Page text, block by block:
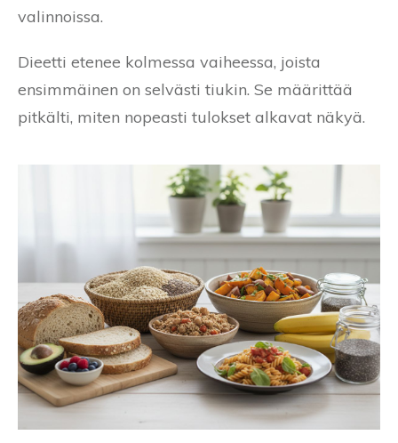
valinnoissa.
Dieetti etenee kolmessa vaiheessa, joista
ensimmäinen on selvästi tiukin. Se määrittää
pitkälti, miten nopeasti tulokset alkavat näkyä.